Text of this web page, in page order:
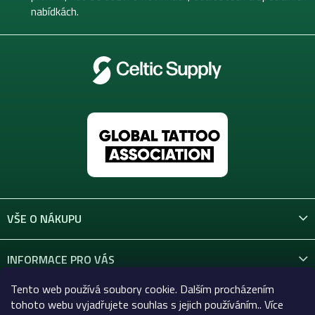
Tento web používá soubory cookie. Dalším procházením
tohoto webu vyjadřujete souhlas s jejich používáním.. Více
nabídkách.
VŠE O NÁKUPU
INFORMACE PRO VÁS
KONTAKT